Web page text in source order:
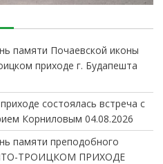
памяти Почаевской иконы
приходе г. Будапешта
состоялась встреча с
Корниловым 04.08.2026
памяти преподобного
ТРОИЦКОМ ПРИХОДЕ